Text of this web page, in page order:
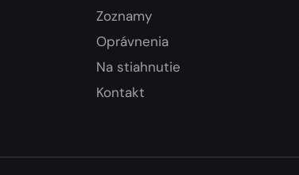
Zoznamy
Oprávnenia
Na stiahnutie
Kontakt